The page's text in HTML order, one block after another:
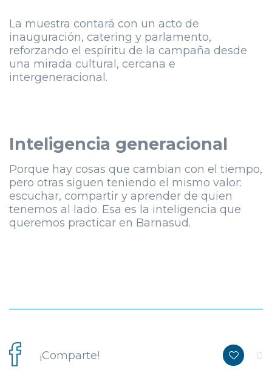
La muestra contará con un acto de
inauguración, catering y parlamento,
reforzando el espíritu de la campaña desde
una mirada cultural, cercana e
intergeneracional.
Inteligencia generacional
Porque hay cosas que cambian con el tiempo,
pero otras siguen teniendo el mismo valor:
escuchar, compartir y aprender de quien
tenemos al lado. Esa es la inteligencia que
queremos practicar en Barnasud.
¡Comparte! 0